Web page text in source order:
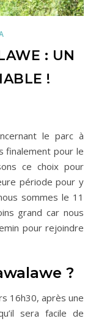
: UN
!
finalement pour le
ce choix pour
période pour y
sommes le 11
grand car nous
pour rejoindre
?
16h30, après une
sera facile de